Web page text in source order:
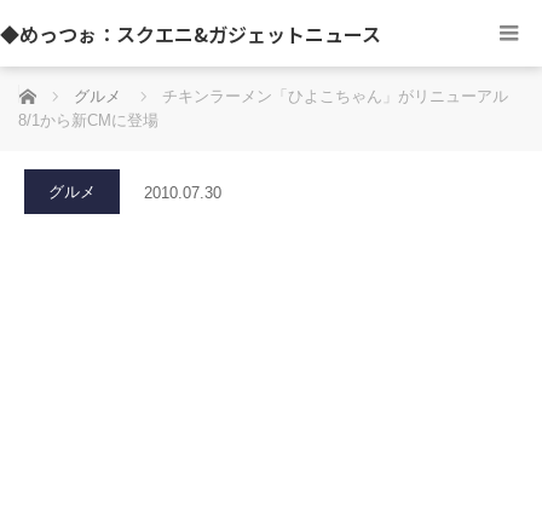
◆めっつぉ：スクエニ&ガジェットニュース
ホーム グルメ
チキンラーメン「ひよこちゃん」がリニューアル
8/1から新CMに登場
グルメ 2010.07.30